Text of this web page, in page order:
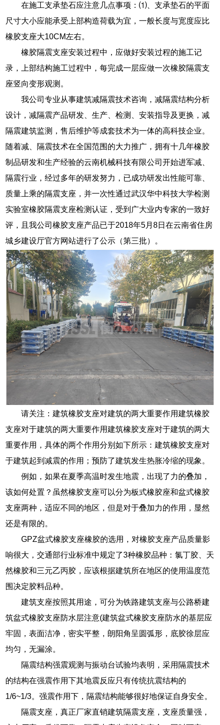
在施工支承垫石应注意几点事项：⑴、支承垫石的平面
尺寸大小应能承受上部构造荷载为宜，一般长度与宽度应比
橡胶支座大10CM左右。
橡胶隔震支座安装过程中，应做好安装过程的施工记
录，上部结构施工过程中，每完成一层应做一次橡胶隔震支
座竖向变形观测。
我公司专业从事建筑减隔震技术咨询，减隔震结构分析
设计，减隔震产品研发、生产、检测、安装指导及更换，减
隔震建筑监测，售后维护等成套技术为一体的高科技企业。
随着减、隔震技术在全国范围的大力推广，拥有十几年橡胶
制品研发和生产经验的云南机械科技有限公司开始进军减、
隔震行业，经过多年的研发努力，已成功研发出性能可靠、
质量上乘的隔震支座，并一次性通过武汉华中科技大学检测
实验室橡胶隔震支座检测认证，受到广大业内专家的一致好
评，且我公司橡胶支座产品已于2018年5月8日在云南省住房
城乡建设厅官方网站进行了公示（第三批）。
请关注：建筑橡胶支座对建筑的两大重要作用建筑橡胶
支座对于建筑的两大重要作用建筑橡胶支座对于建筑的两大
重要作用，具体的两个作用分别如下所示：建筑橡胶支座对
于建筑起到减震的作用；预防了建筑发生热胀冷缩的现象。
例如，如果在夏季高温时发生地震，出现了力的叠加，
该如何处置？虽然橡胶支座可以分为板式橡胶座和盆式橡胶
支座两种，适应不同的地区，但是对于叠加力的作用，显然
还是有限的。
GPZ盆式橡胶支座橡胶的选用，对橡胶支座产品质量影
响很大，交通部行业标准中规定了3种橡胶品种：氯丁胶、天
然橡胶和三元乙丙胶，应该根据建筑所在地区的使用温度范
围决定胶料品种。
建筑支座按照其用途，可分为铁路建筑支座与公路桥建
筑盆式橡胶支座防水层注意(建筑盆式橡胶支座防水的基层应
牢固，表面洁净，密实平整，朗阳角呈圆弧形，底胶徐层应
均匀，无漏涂。
隔震结构强震观测与振动台试验均表明，采用隔震技术
的结构在强震作用下其地震反应只有传统抗震结构的
1/6~1/3。强震作用下，隔震结构能够很好地保证自身安全。
隔震支座，真正厂家直销建筑隔震支座，支座质量强，